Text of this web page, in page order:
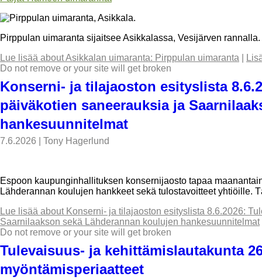
Pirppulan uimaranta sijaitsee Asikkalassa, Vesijärven rannalla.
Lue lisää about Asikkalan uimaranta: Pirppulan uimaranta
Do not remove or your site will get broken
Konserni- ja tilajaoston esityslista
päiväkotien saneerauksia ja
hankesuunnitelmat
7.6.2026 Tony Hagerlund
Espoon kaupunginhallituksen konsernijaosto tapaa
Lähderannan koulujen hankkeet sekä tulostavoitteet yhtiöille.
Lue lisää about Konserni- ja tilajaoston esityslista 8.6.2026:
Saarnilaakson sekä Lähderannan koulujen hankesuunnitelmat
Do not remove or your site will get broken
Tulevaisuus- ja kehittämislautakunta
myöntämisperiaatteet